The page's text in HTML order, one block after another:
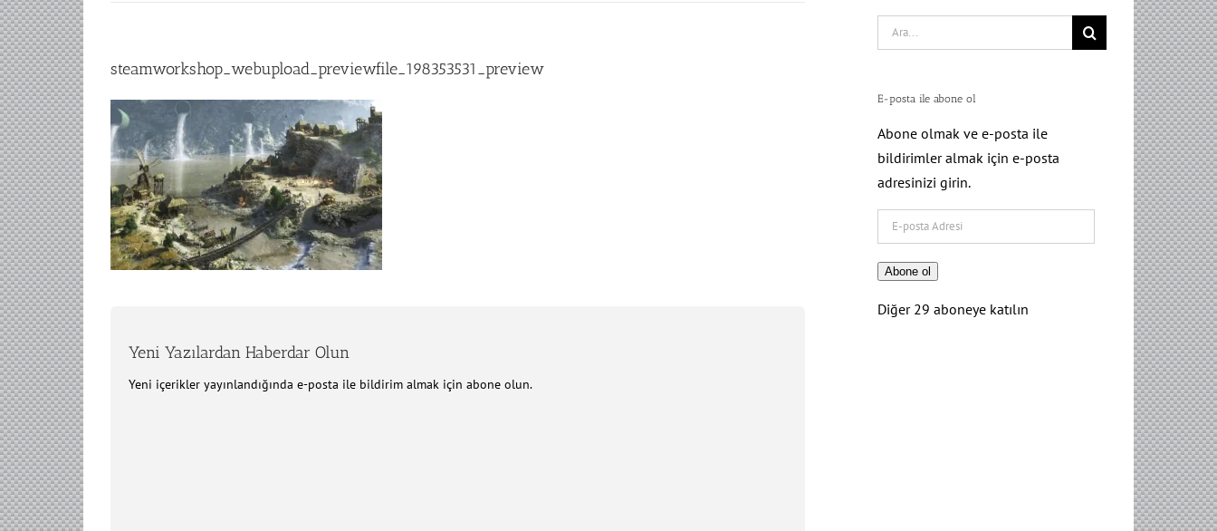
steamworkshop_webupload_previewfile_198353531_preview
Yeni Yazılardan Haberdar Olun
Yeni içerikler yayınlandığında e-posta ile bildirim almak için abone olun.
Search
for:
E-posta ile abone ol
Abone olmak ve e-posta ile
bildirimler almak için e-posta
adresinizi girin.
posta
Adresi
Abone ol
Diğer 29 aboneye katılın